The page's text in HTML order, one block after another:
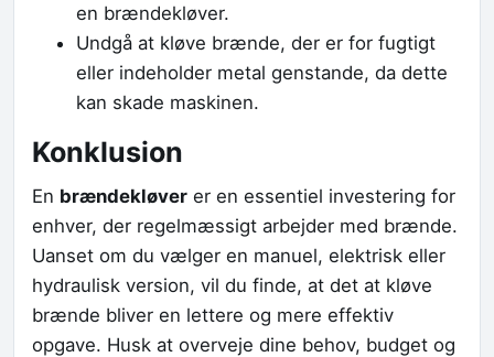
en brændekløver.
Undgå at kløve brænde, der er for fugtigt
eller indeholder metal genstande, da dette
kan skade maskinen.
Konklusion
En brændekløver er en essentiel investering for
enhver, der regelmæssigt arbejder med brænde.
Uanset om du vælger en manuel, elektrisk eller
hydraulisk version, vil du finde, at det at kløve
brænde bliver en lettere og mere effektiv
opgave. Husk at overveje dine behov, budget og